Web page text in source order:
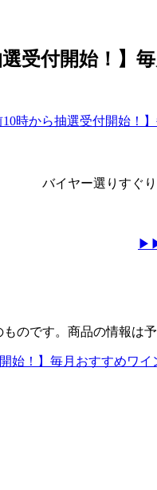
選受付開始！
バイヤー選りすぐ
▶▶
のです。商品の情報は